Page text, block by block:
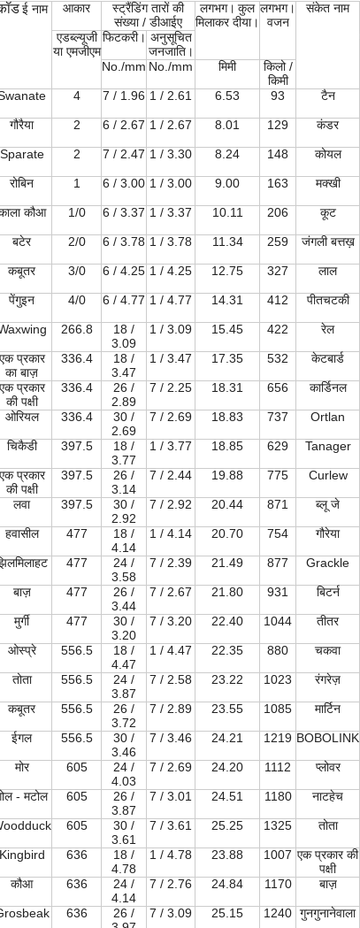
ई नाम आकार
स्ट्रैंडिंग तारों की
संख्या / डीआईए
लगभग। कुल
मिलाकर दीया।
लगभग।
वजन
संकेत नाम
एडब्ल्यूजी
या एमजीएम
फिटकरी। अनुसूचित
जनजाति।
No./mm No./mm मिमी
किलो /
किमी
4 7 / 1.96 1 / 2.61 6.53 93 टैन
गौरैया 2 6 / 2.67 1 / 2.67 8.01 129 कंडर
Sparate 2 7 / 2.47 1 / 3.30 8.24 148 कोयल
रोबिन 1 6 / 3.00 1 / 3.00 9.00 163 मक्खी
कौआ 1/0 6 / 3.37 1 / 3.37 10.11 206 कूट
बटेर 2/0 6 / 3.78 1 / 3.78 11.34 259 जंगली बत्तख़
कबूतर 3/0 6 / 4.25 1 / 4.25 12.75 327 लाल
पेंगुइन 4/0 6 / 4.77 1 / 4.77 14.31 412 पीतचटकी
266.8
18 /
3.09
1 / 3.09 15.45 422 रेल
प्रकार
का बाज़
336.4
18 /
3.47
1 / 3.47 17.35 532 केटबार्ड
प्रकार
की पक्षी
336.4
26 /
2.89
7 / 2.25 18.31 656 कार्डिनल
ओरियल 336.4
30 /
2.69
7 / 2.69 18.83 737 Ortlan
चिकैडी 397.5
18 /
3.77
1 / 3.77 18.85 629 Tanager
प्रकार
की पक्षी
397.5
26 /
3.14
7 / 2.44 19.88 775 Curlew
लवा 397.5
30 /
2.92
7 / 2.92 20.44 871 ब्लू जे
हवासील 477
18 /
4.14
1 / 4.14 20.70 754 गौरेया
477
24 /
3.58
7 / 2.39 21.49 877 Grackle
बाज़ 477
26 /
3.44
7 / 2.67 21.80 931 बिटर्न
मुर्गी 477
30 /
3.20
7 / 3.20 22.40 1044 तीतर
ओस्प्रे 556.5
18 /
4.47
1 / 4.47 22.35 880 चकवा
तोता 556.5
24 /
3.87
7 / 2.58 23.22 1023 रंगरेज़
कबूतर 556.5
26 /
3.72
7 / 2.89 23.55 1085 मार्टिन
ईगल 556.5
30 /
3.46
7 / 3.46 24.21 1219 BOBOLINK
मोर 605
24 /
4.03
7 / 2.69 24.20 1112 प्लोवर
- मटोल 605
26 /
3.87
7 / 3.01 24.51 1180 नाटहेच
605
30 /
3.61
7 / 3.61 25.25 1325 तोता
636
18 /
4.78
1 / 4.78 23.88 1007 एक प्रकार की
पक्षी
कौआ 636
24 /
4.14
7 / 2.76 24.84 1170 बाज़
636
26 /
7 / 3.09 25.15 1240 गुनगुनानेवाला